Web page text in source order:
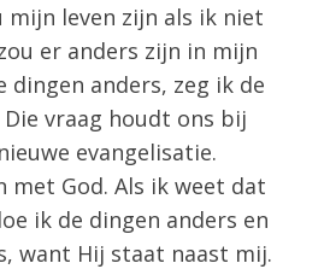
mijn leven zijn als ik niet
er anders zijn in mijn
dingen anders, zeg ik de
vraag houdt ons bij
evangelisatie.
met God. Als ik weet dat
ik de dingen anders en
want Hij staat naast mij.